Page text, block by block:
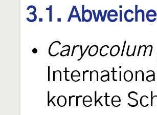
3.1.
korrekte